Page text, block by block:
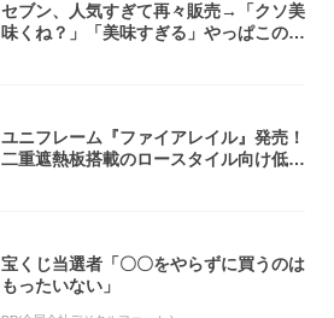
セブン、人気すぎて再々販売→「クソ美
味くね？」「美味すぎる」やっぱこのク
ユニフレーム『ファイアレイル』発売！
二重遮熱板搭載のロースタイル向け低型
宝くじ当選者「〇〇をやらずに買うのは
もったいない」